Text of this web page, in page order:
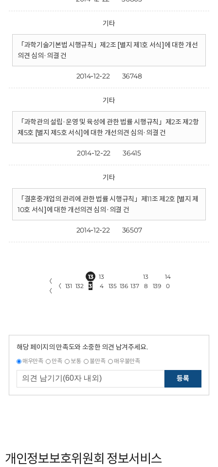
기타
「과학기술기본법 시행규칙」제2조 [별지 제1호 서식]에 대한 개선
의견 심의·의결 건
2014-12-22 36748
기타
「과학관의 설립·운영 및 육성에 관한 법률 시행규칙」제2조 제2항
제5호 [별지 제5호 서식]에 대한 개선의견 심의·의결 건
2014-12-22 36415
기타
「결혼중개업의 관리에 관한 법률 시행규칙」제11조 제2호 [별지 제
10호 서식]에 대한 개선의견 심의·의결 건
2014-12-22 36507
〈
〈
〈 131 132
13
3
13
4
135 136 137
13
8
139
14
0
해당 페이지의 만족도와 소중한 의견 남겨주세요.
매우만족 만족 보통 불만족 매우불만족
등록
개인정보보호위원회 정보서비스